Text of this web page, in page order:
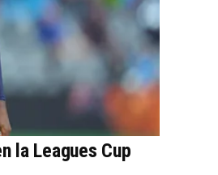
la Leagues Cup